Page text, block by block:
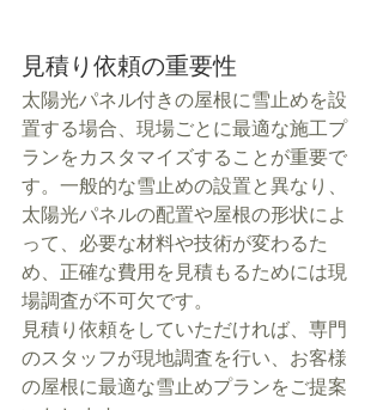
見積り依頼の重要性
太陽光パネル付きの屋根に雪止めを設
置する場合、現場ごとに最適な施工プ
ランをカスタマイズすることが重要で
す。一般的な雪止めの設置と異なり、
太陽光パネルの配置や屋根の形状によ
って、必要な材料や技術が変わるた
め、正確な費用を見積もるためには現
場調査が不可欠です。
見積り依頼をしていただければ、専門
のスタッフが現地調査を行い、お客様
の屋根に最適な雪止めプランをご提案